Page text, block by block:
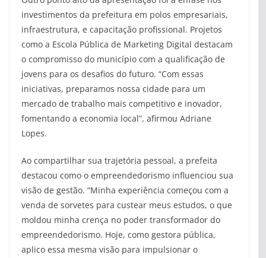
investimentos da prefeitura em polos empresariais,
infraestrutura, e capacitação profissional. Projetos
como a Escola Pública de Marketing Digital destacam
o compromisso do município com a qualificação de
jovens para os desafios do futuro. “Com essas
iniciativas, preparamos nossa cidade para um
mercado de trabalho mais competitivo e inovador,
fomentando a economia local”, afirmou Adriane
Lopes.
Ao compartilhar sua trajetória pessoal, a prefeita
destacou como o empreendedorismo influenciou sua
visão de gestão. “Minha experiência começou com a
venda de sorvetes para custear meus estudos, o que
moldou minha crença no poder transformador do
empreendedorismo. Hoje, como gestora pública,
aplico essa mesma visão para impulsionar o